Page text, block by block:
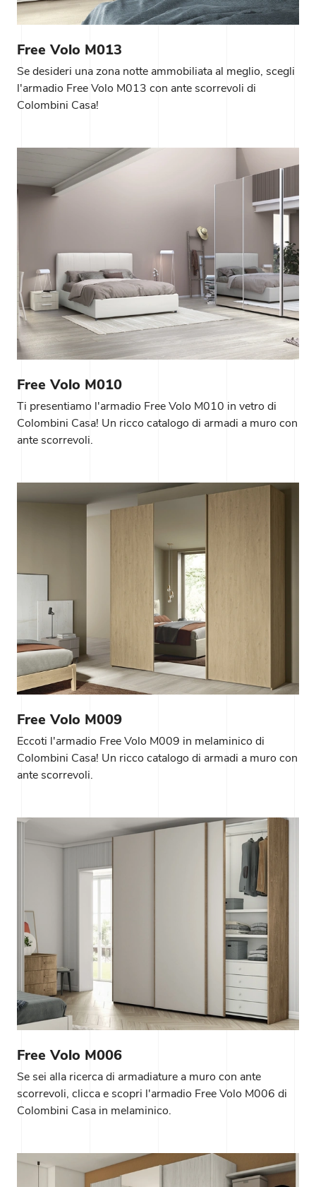
Free Volo M013
Se desideri una zona notte ammobiliata al meglio, scegli
l'armadio Free Volo M013 con ante scorrevoli di
Colombini Casa!
Free Volo M010
Ti presentiamo l'armadio Free Volo M010 in vetro di
Colombini Casa! Un ricco catalogo di armadi a muro con
ante scorrevoli.
Free Volo M009
Eccoti l'armadio Free Volo M009 in melaminico di
Colombini Casa! Un ricco catalogo di armadi a muro con
ante scorrevoli.
Free Volo M006
Se sei alla ricerca di armadiature a muro con ante
scorrevoli, clicca e scopri l'armadio Free Volo M006 di
Colombini Casa in melaminico.